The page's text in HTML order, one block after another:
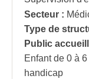
Secteur :
Type de
Public
Enfant de 0 à
handicap